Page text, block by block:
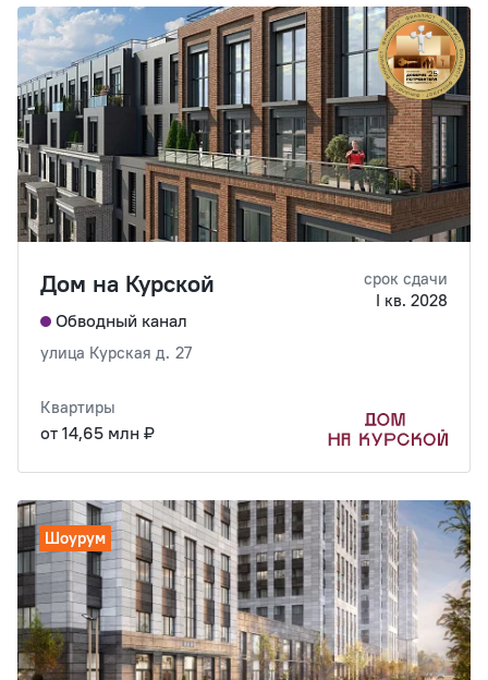
Дом на Курской
Обводный канал
улица Курская д. 27
срок сдачи
I кв. 2028
Квартиры
от 14,65 млн ₽
Шоурум